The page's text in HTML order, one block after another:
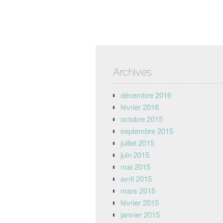
Archives
décembre 2016
février 2016
octobre 2015
septembre 2015
juillet 2015
juin 2015
mai 2015
avril 2015
mars 2015
février 2015
janvier 2015